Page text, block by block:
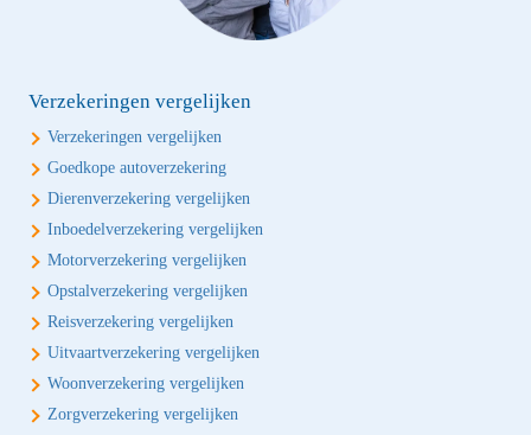
Verzekeringen vergelijken
Verzekeringen vergelijken
Goedkope autoverzekering
Dierenverzekering vergelijken
Inboedelverzekering vergelijken
Motorverzekering vergelijken
Opstalverzekering vergelijken
Reisverzekering vergelijken
Uitvaartverzekering vergelijken
Woonverzekering vergelijken
Zorgverzekering vergelijken